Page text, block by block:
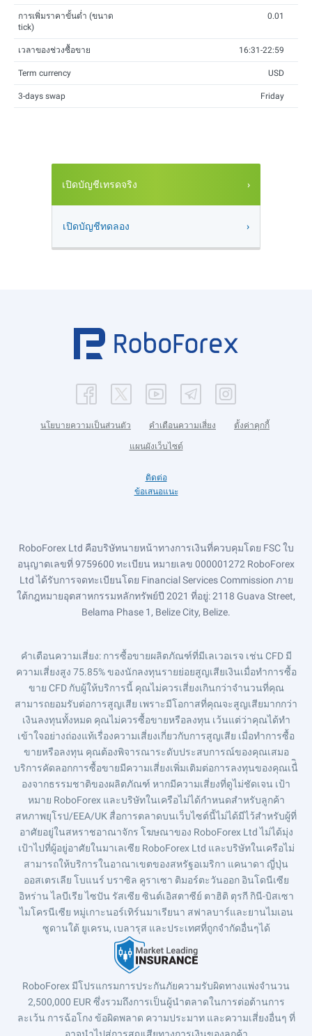
การเพิ่มราคาขั้นต่ำ (ขนาด
tick)
0.01
เวลาของช่วงซื้อขาย 16:31-22:59
Term currency USD
3-days swap Friday
เปิดบัญชีเทรดจริง
เปิดบัญชีทดลอง
นโยบายความเป็นส่วนตัว คำเตือนความเสี่ยง ตั้งค่าคุกกี้
แผนผังเว็บไซต์
ติดต่อ
ข้อเสนอแนะ
RoboForex Ltd คือบริษัทนายหน้าทางการเงินที่ควบคุมโดย FSC ใบ
อนุญาตเลขที่ 9759600 ทะเบียน หมายเลข 000001272 RoboForex
Ltd ได้รับการจดทะเบียนโดย Financial Services Commission ภาย
ใต้กฎหมายอุตสาหกรรมหลักทรัพย์ปี 2021 ที่อยู่: 2118 Guava Street,
Belama Phase 1, Belize City, Belize.
คำเตือนความเสี่ยง: การซื้อขายผลิตภัณฑ์ที่มีเลเวอเรจ เช่น CFD มี
ความเสี่ยงสูง 75.85% ของนักลงทุนรายย่อยสูญเสียเงินเมื่อทำการซื้อ
ขาย CFD กับผู้ให้บริการนี้ คุณไม่ควรเสี่ยงเกินกว่าจำนวนที่คุณ
สามารถยอมรับต่อการสูญเสีย เพราะมีโอกาสที่คุณจะสูญเสียมากกว่า
เงินลงทุนทั้งหมด คุณไม่ควรซื้อขายหรือลงทุน เว้นแต่ว่าคุณได้ทำ
เข้าใจอย่างถ่องแท้เรื่องความเสี่ยงเกี่ยวกับการสูญเสีย เมื่อทำการซื้อ
ขายหรือลงทุน คุณต้องพิจารณาระดับประสบการณ์ของคุณเสมอ
บริการคัดลอกการซื้อขายมีความเสี่ยงเพิ่มเติมต่อการลงทุนของคุณเนื่ิ
องจากธรรมชาติของผลิตภัณฑ์ หากมีความเสี่ยงที่ดูไม่ชัดเจน เป้า
หมาย RoboForex และบริษัทในเครือไม่ได้กำหนดสำหรับลูกค้า
สหภาพยุโรป/EEA/UK สื่อการตลาดบนเว็บไซต์นี้ไม่ได้มีไว้สำหรับผู้ที่
อาศัยอยู่ในสหราชอาณาจักร โฆษณาของ RoboForex Ltd ไม่ได้มุ่ง
เป้าไปที่ผู้อยู่อาศัยในมาเลเซีย RoboForex Ltd และบริษัทในเครือไม่
สามารถให้บริการในอาณาเขตของสหรัฐอเมริกา แคนาดา ญี่ปุ่น
ออสเตรเลีย โบแนร์ บราซิล คูราเซา ติมอร์ตะวันออก อินโดนีเซีย
อิหร่าน ไลบีเรีย ไซปัน รัสเซีย ซินต์เอิสตาซีย์ ตาฮิติ ตุรกี กินี-บิสเซา
ไมโครนีเซีย หมู่เกาะนอร์เทิร์นมาเรียนา สฟาลบาร์และยานไมเอน
ซูดานใต้ ยูเครน, เบลารุส และประเทศที่ถูกจำกัดอื่นๆได้
RoboForex มีโปรแกรมการประกันภัยความรับผิดทางแพ่งจำนวน
2,500,000 EUR ซึ่งรวมถึงการเป็นผู้นำตลาดในการต่อต้านการ
ละเว้น การฉ้อโกง ข้อผิดพลาด ความประมาท และความเสี่ยงอื่นๆ ที่